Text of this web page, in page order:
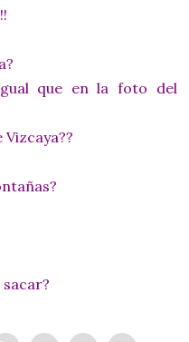
que en la foto del